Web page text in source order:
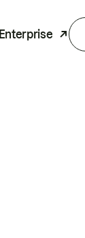
Enterprise